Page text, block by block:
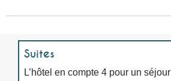
Suites
L’hôtel en compte 4 pour un séjour